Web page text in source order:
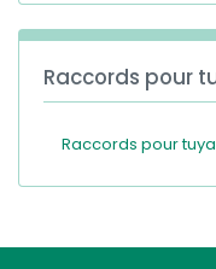
Raccords pour
Raccords pour